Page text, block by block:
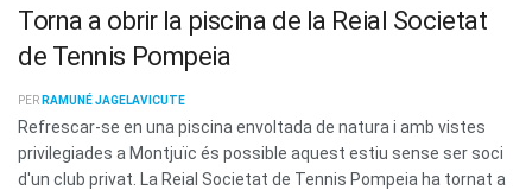
Torna a obrir la piscina de la Reial Societat
de Tennis Pompeia
PER RAMUNÉ JAGELAVICUTE
Refrescar-se en una piscina envoltada de natura i amb vistes
privilegiades a Montjuïc és possible aquest estiu sense ser soci
d'un club privat. La Reial Societat de Tennis Pompeia ha tornat a